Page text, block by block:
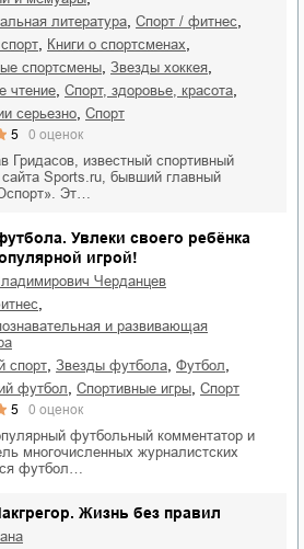
литература, спорт / фитнес,
, книги о спортсменах,
спортсмены, звезды хоккея,
чтение, спорт, здоровье, красота,
серьезно, спорт
5 0 оценок
Гридасов, известный спортивный
Sports.ru, бывший главный
Эт…
Увлеки своего ребёнка
игрой!
Черданцев
,
спорт, звезды футбола, футбол,
футбол, спортивные игры, спорт
5 0 оценок
футбольный комментатор и
многочисленных журналистских
футбол…
Жизнь без правил